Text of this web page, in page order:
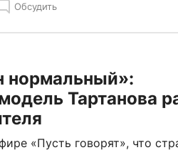
Обсудить
нормальный»:
Тартанова
«Пусть говорят», что